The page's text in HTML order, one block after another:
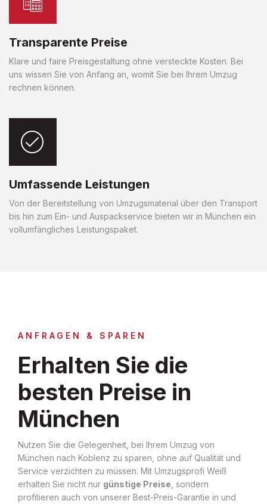
Transparente Preise
Klare und faire Preisgestaltung ohne versteckte Kosten. Bei
uns wissen Sie von Anfang an, womit Sie bei Ihrem Umzug
rechnen können.
Umfassende Leistungen
Von der Bereitstellung von Umzugsmaterial über den Transport
bis hin zum Ein- und Auspackservice bieten wir in München ein
vollumfängliches Leistungspaket.
ANFRAGEN & SPAREN
Erhalten Sie die
besten Preise in
München
Nutzen Sie die Gelegenheit, bei Ihrem Umzug von
München nach Koblenz zu sparen, ohne auf Qualität und
Service verzichten zu müssen. Mit Umzugsprofi Weiß
erhalten Sie nicht nur günstige Preise , sondern
profitieren auch von unserer Best-Preis-Garantie in und